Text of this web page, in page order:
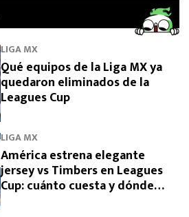
LIGA MX
Qué equipos de la Liga MX ya
quedaron eliminados de la
Leagues Cup
LIGA MX
América estrena elegante
jersey vs Timbers en Leagues
Cup: cuánto cuesta y dónde